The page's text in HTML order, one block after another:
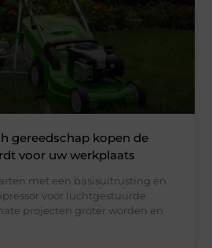
gereedschap kopen de
voor uw werkplaats
met een basisuitrusting en
voor luchtgestuurde
projecten groter worden en